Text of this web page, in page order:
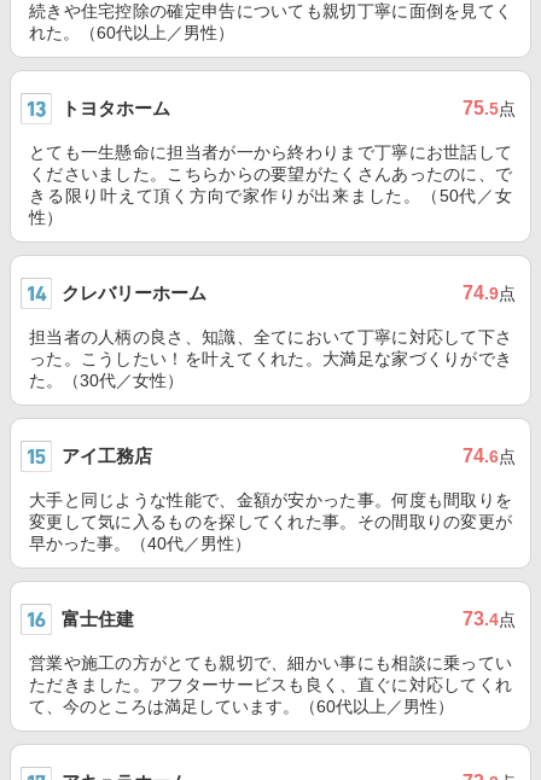
続きや住宅控除の確定申告についても親切丁寧に面倒を見てく
れた。（60代以上／男性）
トヨタホーム 75.5点
とても一生懸命に担当者が一から終わりまで丁寧にお世話して
くださいました。こちらからの要望がたくさんあったのに、で
きる限り叶えて頂く方向で家作りが出来ました。（50代／女
性）
クレバリーホーム 74.9点
担当者の人柄の良さ、知識、全てにおいて丁寧に対応して下さ
った。こうしたい！を叶えてくれた。大満足な家づくりができ
た。（30代／女性）
アイ工務店 74.6点
大手と同じような性能で、金額が安かった事。何度も間取りを
変更して気に入るものを探してくれた事。その間取りの変更が
早かった事。（40代／男性）
富士住建 73.4点
営業や施工の方がとても親切で、細かい事にも相談に乗ってい
ただきました。アフターサービスも良く、直ぐに対応してくれ
て、今のところは満足しています。（60代以上／男性）